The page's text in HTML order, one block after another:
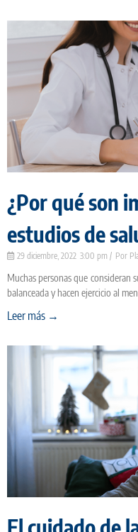
¿Por qué son
estudios de
29 diciembre, 2022 3:00 pm
Muchas personas que consideran
balanceada y hacen ejercicio al
Leer más →